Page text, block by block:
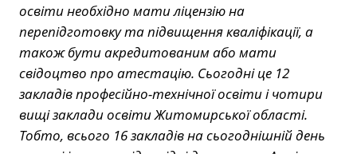
освіти необхідно мати ліцензію на
перепідготовку та підвищення кваліфікації, а
також бути акредитованим або мати
свідоцтво про атестацію. Сьогодні це 12
закладів професійно-технічної освіти і чотири
вищі заклади освіти Житомирської області.
Тобто, всього 16 закладів на сьогоднішній день